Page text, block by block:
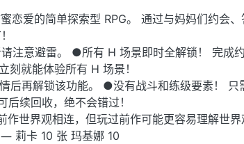
恋爱的简单探索型 RPG。 通过与妈妈们约会、
注意避雷。 ●所有 H 场景即时全解锁！ 完成
刻就能体验所有 H 场景！
后再解锁该功能。 ●没有战斗和练级要素！ 只
续回收，绝不会错过！
世界观相连，但玩过前作可能更容易理解世界
莉卡 10 张 玛基娜 10